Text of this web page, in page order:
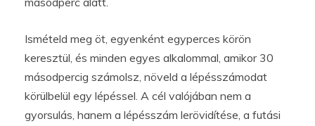
Ismételd meg öt, egyenként egyperces körön
keresztül, és minden egyes alkalommal, amikor 30
másodpercig számolsz, növeld a lépésszámodat
körülbelül egy lépéssel. A cél valójában nem a
gyorsulás, hanem a lépésszám lerövidítése, a futási